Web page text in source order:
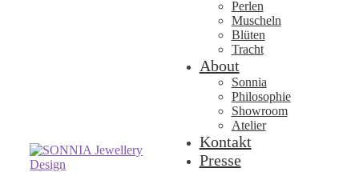
Zur
Navigation
Zum
Inhalt
Perlen
Muscheln
Blüten
Tracht
About
Sonnia
Philosophie
Showroom
Atelier
Kontakt
Presse